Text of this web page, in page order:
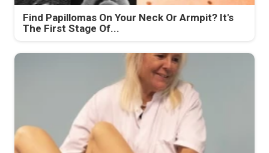
Find Papillomas On Your Neck Or Armpit? It's
The First Stage Of...